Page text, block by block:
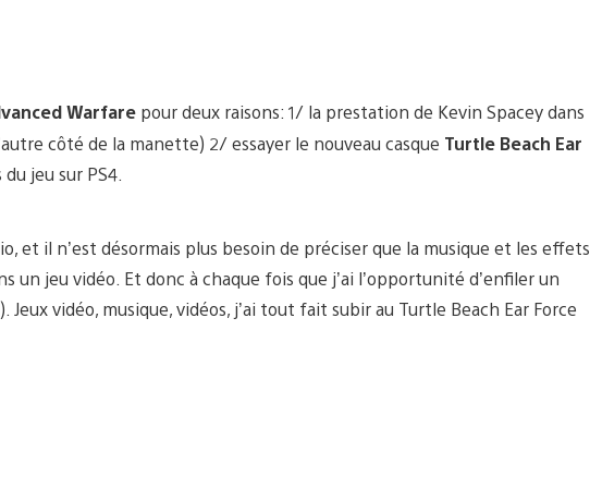
Warfare pour deux raisons: 1/ la prestation de Kevin Spacey dans
côté de la manette) 2/ essayer le nouveau casque Turtle Beach Ear
jeu sur PS4.
et il n’est désormais plus besoin de préciser que la musique et les effets
un jeu vidéo. Et donc à chaque fois que j’ai l’opportunité d’enfiler un
Jeux vidéo, musique, vidéos, j’ai tout fait subir au Turtle Beach Ear Force